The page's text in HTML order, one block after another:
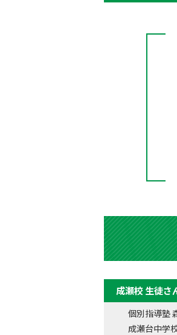
成瀬校 生徒さ
個別指導塾
成瀬台中学